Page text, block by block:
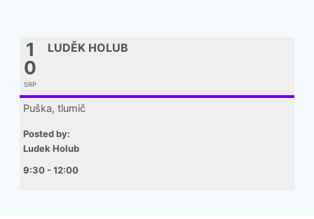
1
0
SRP
LUDĚK HOLUB
Puška, tlumič
Posted by:
Ludek Holub
9:30 - 12:00